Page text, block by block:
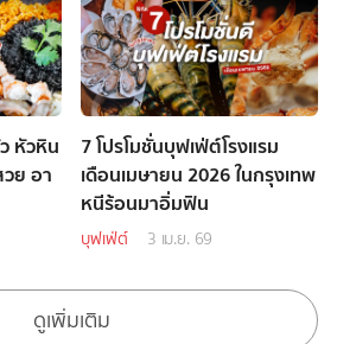
หัวหิน
ย อา
7 โปรโมชั่นบุฟเฟ่ต์โรงแรม
เดือนเมษายน 2026 ในกรุงเทพ
หนีร้อนมาอิ่มฟิน
บุฟเฟ่ต์ 3 เม.ย. 69
ดูเพิ่มเติม